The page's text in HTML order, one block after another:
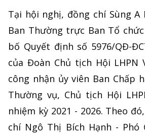
Tại hội nghị, đồng chí Sùng A
Ban Thường trực Ban Tổ
bố Quyết định số 5976/QĐ-
của Đoàn Chủ tịch Hội LHPN
công nhận ủy viên Ban Chấp
Thường vụ, Chủ tịch Hội
nhiệm kỳ 2021 - 2026. Theo
chí Ngô Thị Bích Hạnh - Phó